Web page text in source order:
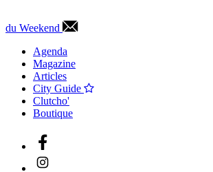
du Weekend
Agenda
Magazine
Articles
City Guide
Clutcho'
Boutique